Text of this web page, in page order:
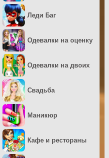
Леди Баг
Одевалки на оценку
Одевалки на двоих
Свадьба
Маникюр
Кафе и рестораны